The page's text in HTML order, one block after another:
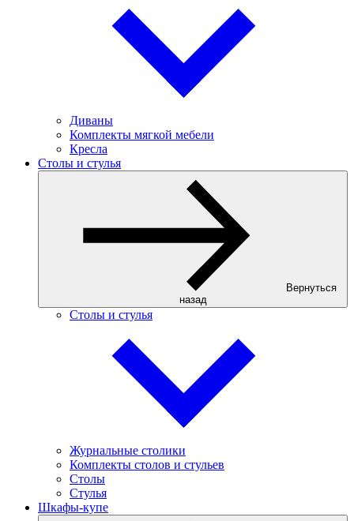
Диваны
Комплекты мягкой мебели
Кресла
Столы и стулья
Вернуться
назад
Столы и стулья
Журнальные столики
Комплекты столов и стульев
Столы
Стулья
Шкафы-купе